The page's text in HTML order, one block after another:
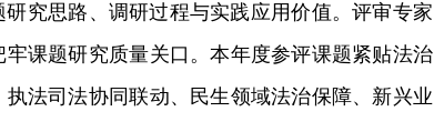
究思路、调研过程与实践应用价值。评审专家
课题研究质量关口。本年度参评课题紧贴法治
法司法协同联动、民生领域法治保障、新兴业